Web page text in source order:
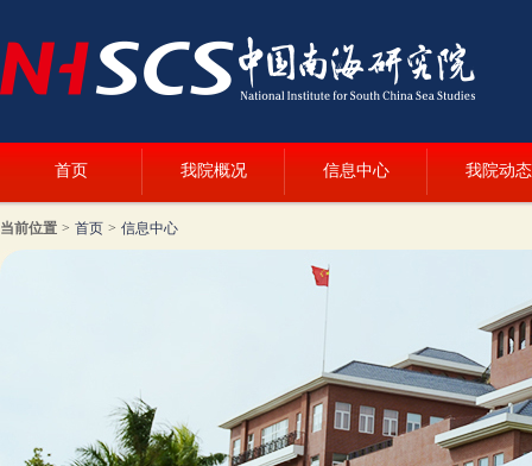
首页 我院概况 信息中心 我院动态
当前位置 > 首页 > 信息中心